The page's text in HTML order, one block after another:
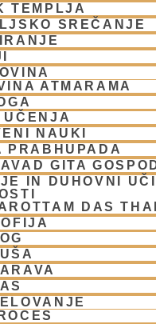
TEMPLJA
SREČANJE
ATMARAMA
UČENJA
NAUKI
PRABHUPADA
GITA
IN DUHOVNI
DAS
Milosti Abhaya
temeljnih regulativnih
ki vplivajo na zavest,
Uporaba
načelom.
resnično duhovno
razvite skozi sādhano-